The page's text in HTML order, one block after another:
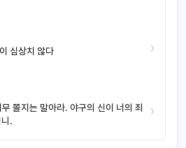
심상치 않다 ›
쫄지는 말아라. 야구의 신이 너의 죄
.
›